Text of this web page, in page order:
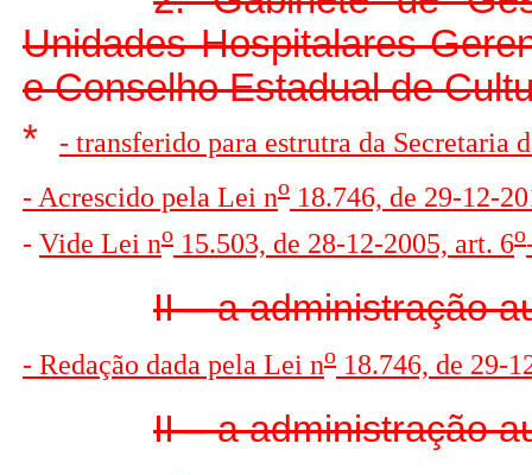
Unidades Hospitalares
e Conselho Estadual de
*
- transferido para estrutra da Secretaria
- Acrescido pela Lei no 18.746, de 29-12-
- Vide Lei no 15.503, de 28-12-2005, art. 6o
II – a administração
- Redação dada pela Lei no 18.746, de 29-
II – a administração